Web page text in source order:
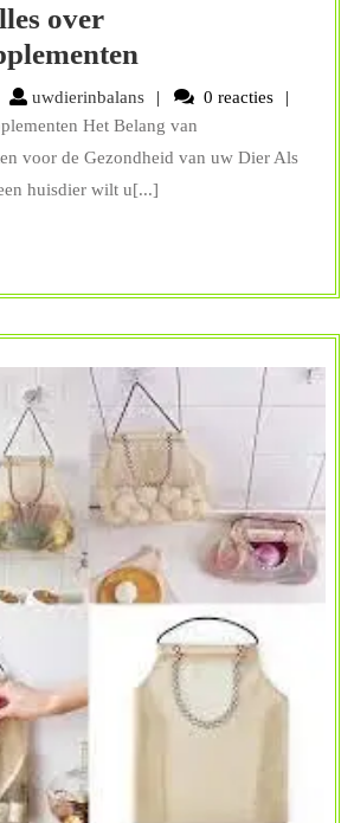
over
Gezondheid
voor
uw
Huisdier:
uwdierinbalansuwdierinbalans
0 reacties
Het Belang van
voor de Gezondheid van uw Dier Als
huisdier wilt u[...]